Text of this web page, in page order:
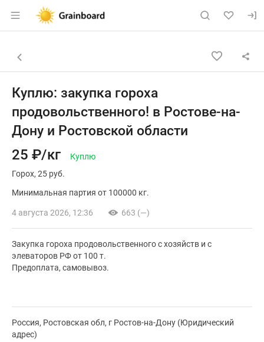
Раздел навигации по сайту
Объявление: Куплю: закупка
Навигация и управление объявлением
Назад к списку объявлений
Куплю: закупка гороха
продовольственного! в Ростове-на-
Дону и Ростовской области
25 ₽/кг
Куплю
Горох 25 руб.
Минимальная партия от 100000 кг.
4 августа 2026, 12:36 663 (—)
Закупка гороха продовольственного с хозяйств и с
элеваторов РФ от 100 т.
Предоплата, самовывоз.
Россия, Ростовская обл, г Ростов-на-Дону (Юридический
адрес)